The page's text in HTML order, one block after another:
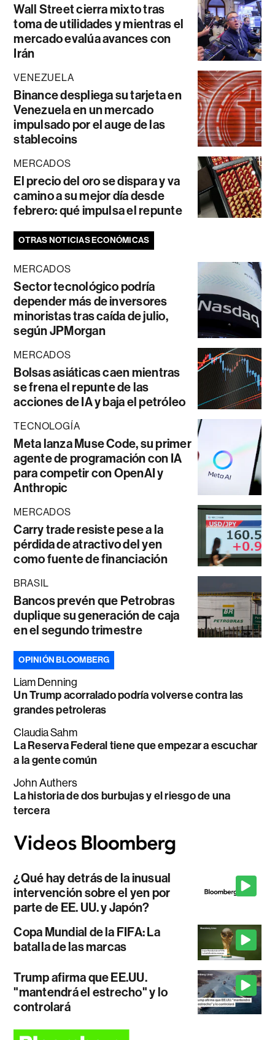
Wall Street cierra mixto tras
toma de utilidades y mientras el
mercado evalúa avances con
Irán
VENEZUELA
Binance despliega su tarjeta en
Venezuela en un mercado
impulsado por el auge de las
stablecoins
MERCADOS
El precio del oro se dispara y va
camino a su mejor día desde
febrero: qué impulsa el repunte
OTRAS NOTICIAS ECONÓMICAS
MERCADOS
Sector tecnológico podría
depender más de inversores
minoristas tras caída de julio,
según JPMorgan
MERCADOS
Bolsas asiáticas caen mientras
se frena el repunte de las
acciones de IA y baja el petróleo
TECNOLOGÍA
Meta lanza Muse Code, su primer
agente de programación con IA
para competir con OpenAI y
Anthropic
MERCADOS
Carry trade resiste pese a la
pérdida de atractivo del yen
como fuente de financiación
BRASIL
Bancos prevén que Petrobras
duplique su generación de caja
en el segundo trimestre
OPINIÓN BLOOMBERG
Liam Denning
Un Trump acorralado podría volverse contra las
grandes petroleras
Claudia Sahm
La Reserva Federal tiene que empezar a escuchar
a la gente común
John Authers
La historia de dos burbujas y el riesgo de una
tercera
¿Qué hay detrás de la inusual
intervención sobre el yen por
parte de EE. UU. y Japón?
Copa Mundial de la FIFA: La
batalla de las marcas
Trump afirma que EE.UU.
"mantendrá el estrecho" y lo
controlará